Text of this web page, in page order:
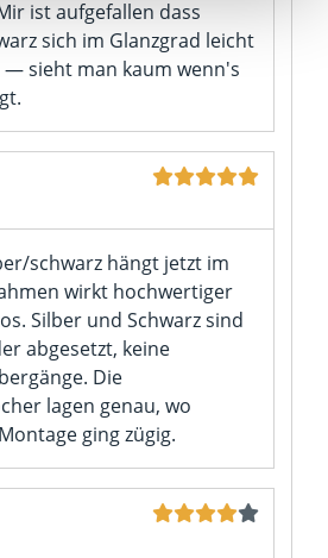
wird die vorherige
ist aufgefallen dass
sich im Glanzgrad leicht
sieht man kaum wenn's
schwarz hängt jetzt im
wirkt hochwertiger
Silber und Schwarz sind
abgesetzt, keine
Die
lagen genau, wo
ging zügig.